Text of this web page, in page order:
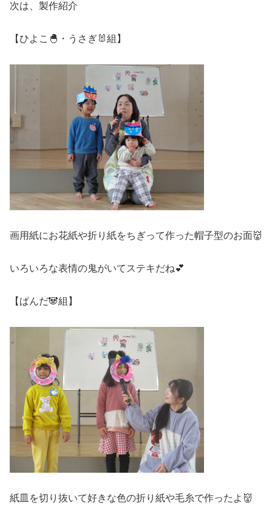
次は、製作紹介
【ひよこ🐣・うさぎ🐰組】
画用紙にお花紙や折り紙をちぎって作った帽子型のお面👹
いろいろな表情の鬼がいてステキだね💕
【ぱんだ🐼組】
紙皿を切り抜いて好きな色の折り紙や毛糸で作ったよ👹